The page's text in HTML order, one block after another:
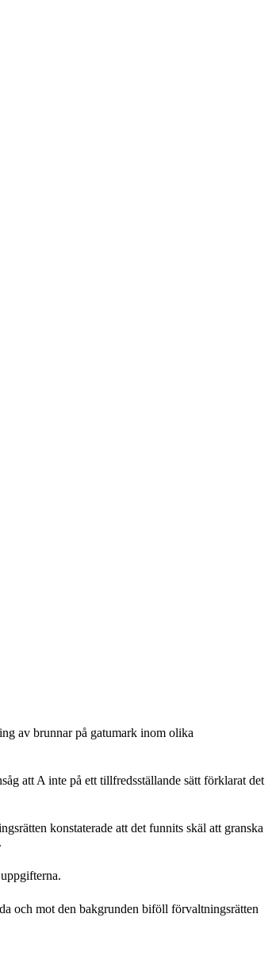
av brunnar på gatumark inom olika
att A inte på ett tillfredsställande sätt förklarat det
konstaterade att det funnits skäl att granska
och mot den bakgrunden biföll förvaltningsrätten